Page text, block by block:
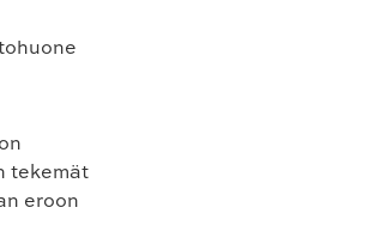
tekemät
eroon